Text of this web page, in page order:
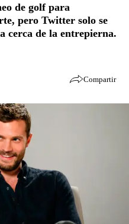
de golf para
pero Twitter solo se
cerca de la entrepierna.
Compartir